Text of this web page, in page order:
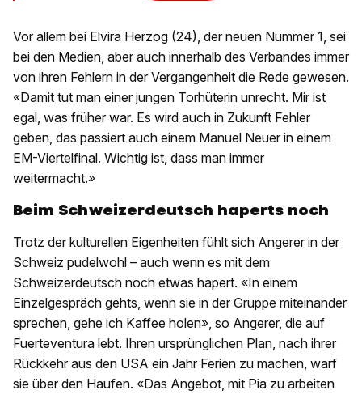
Vor allem bei Elvira Herzog (24), der neuen Nummer 1, sei
bei den Medien, aber auch innerhalb des Verbandes immer
von ihren Fehlern in der Vergangenheit die Rede gewesen.
«Damit tut man einer jungen Torhüterin unrecht. Mir ist
egal, was früher war. Es wird auch in Zukunft Fehler
geben, das passiert auch einem Manuel Neuer in einem
EM-Viertelfinal. Wichtig ist, dass man immer
weitermacht.»
Beim Schweizerdeutsch haperts noch
Trotz der kulturellen Eigenheiten fühlt sich Angerer in der
Schweiz pudelwohl – auch wenn es mit dem
Schweizerdeutsch noch etwas hapert. «In einem
Einzelgespräch gehts, wenn sie in der Gruppe miteinander
sprechen, gehe ich Kaffee holen», so Angerer, die auf
Fuerteventura lebt. Ihren ursprünglichen Plan, nach ihrer
Rückkehr aus den USA ein Jahr Ferien zu machen, warf
sie über den Haufen. «Das Angebot, mit Pia zu arbeiten